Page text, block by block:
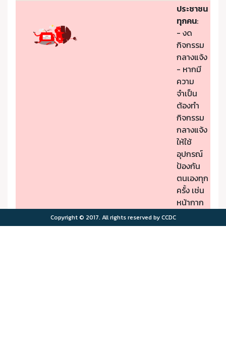
ประชาชน
ทุกคน:
- งด
กิจกรรม
กลางแจ้ง
- หากมี
ความ
จำเป็น
ต้องทำ
กิจกรรม
กลางแจ้ง
ให้ใช้
อุปกรณ์
ป้องกัน
ตนเองทุก
ครั้ง เช่น
หน้ากาก
PM2.5
Copyright © 2017. All rights reserved by CCDC